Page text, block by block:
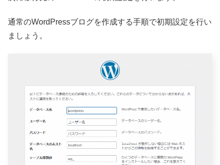
通常のWordPressブログを作成する手順で初期設定を行い
ましょう。